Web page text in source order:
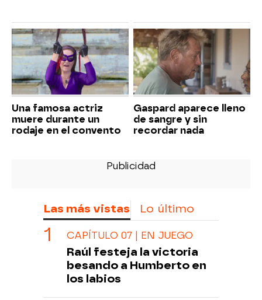
Una famosa actriz
muere durante un
rodaje en el convento
Gaspard aparece lleno
de sangre y sin
recordar nada
Las más vistas Lo último
CAPÍTULO 07 | EN JUEGO
Raúl festeja la victoria
besando a Humberto en
los labios